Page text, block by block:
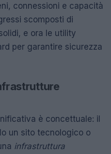
connessioni e capacità
scomposti di
e ora le utility
per garantire sicurezza
è concettuale: il
un sito tecnologico o
infrastruttura